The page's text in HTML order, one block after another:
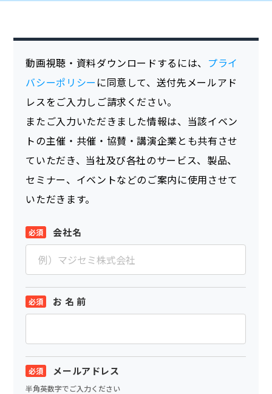
動画視聴・資料ダウンロードするには、 プライ
バシーポリシー に同意して、送付先メールアド
レスをご入力しご請求ください。
またご入力いただきました情報は、当該イベン
トの主催・共催・協賛・講演企業とも共有させ
ていただき、当社及び各社のサービス、製品、
セミナー、イベントなどのご案内に使用させて
いただきます。
会社名
お 名 前
メールアドレス
半角英数字でご入力ください